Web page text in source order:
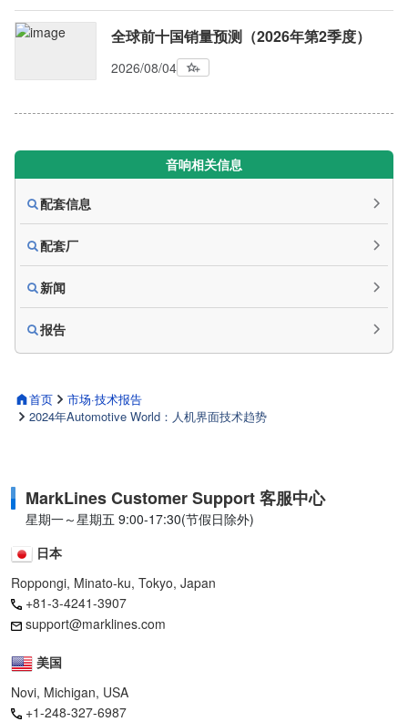
首页
市场·技术报告
2024年Automotive World：人机界面技术趋势
全球前十国销量预测（2026年第2季度）
2026/08/04
音响相关信息
配套信息
配套厂
新闻
报告
MarkLines Customer Support 客服中心
星期一～星期五 9:00-17:30(节假日除外)
日本
Roppongi, Minato-ku, Tokyo, Japan
+81-3-4241-3907
support@marklines.com
美国
Novi, Michigan, USA
+1-248-327-6987